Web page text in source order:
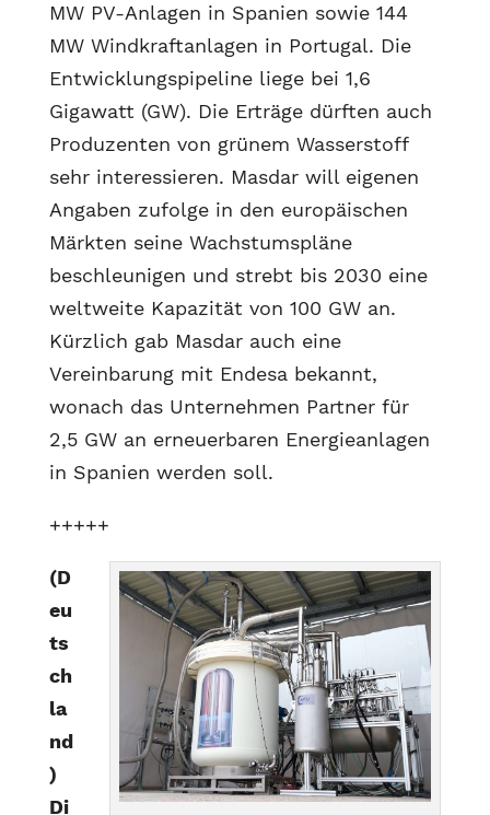
MW PV-Anlagen in Spanien sowie 144
MW Windkraftanlagen in Portugal. Die
Entwicklungspipeline liege bei 1,6
Gigawatt (GW). Die Erträge dürften auch
Produzenten von grünem Wasserstoff
sehr interessieren. Masdar will eigenen
Angaben zufolge in den europäischen
Märkten seine Wachstumspläne
beschleunigen und strebt bis 2030 eine
weltweite Kapazität von 100 GW an.
Kürzlich gab Masdar auch eine
Vereinbarung mit Endesa bekannt,
wonach das Unternehmen Partner für
2,5 GW an erneuerbaren Energieanlagen
in Spanien werden soll.
+++++
(D
eu
ts
ch
la
nd
)
Di